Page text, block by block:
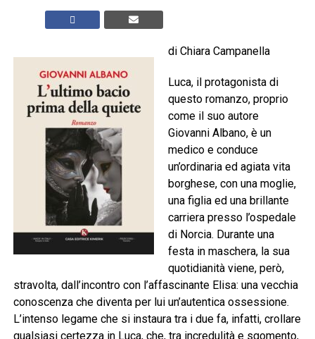
di Chiara Campanella
Luca, il protagonista di
questo romanzo, proprio
come il suo autore
Giovanni Albano, è un
medico e conduce
un’ordinaria ed agiata vita
borghese, con una moglie,
una figlia ed una brillante
carriera presso l’ospedale
di Norcia. Durante una
festa in maschera, la sua
quotidianità viene, però,
stravolta, dall’incontro con l’affascinante Elisa: una vecchia
conoscenza che diventa per lui un’autentica ossessione.
L’intenso legame che si instaura tra i due fa, infatti, crollare
qualsiasi certezza in Luca, che, tra incredulità e sgomento,